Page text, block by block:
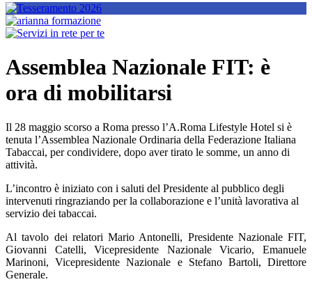
Assemblea Nazionale FIT: è
ora di mobilitarsi
Il 28 maggio scorso a Roma presso l’A.Roma Lifestyle Hotel si è
tenuta l’Assemblea Nazionale Ordinaria della Federazione Italiana
Tabaccai, per condividere, dopo aver tirato le somme, un anno di
attività.
L’incontro è iniziato con i saluti del Presidente al pubblico degli
intervenuti ringraziando per la collaborazione e l’unità lavorativa al
servizio dei tabaccai.
Al tavolo dei relatori Mario Antonelli, Presidente Nazionale FIT,
Giovanni Catelli, Vicepresidente Nazionale Vicario, Emanuele
Marinoni, Vicepresidente Nazionale e Stefano Bartoli, Direttore
Generale.